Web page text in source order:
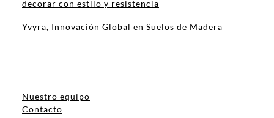
decorar con estilo y resistencia
Yvyra, Innovación Global en Suelos de Madera
Nuestro equipo
Contacto